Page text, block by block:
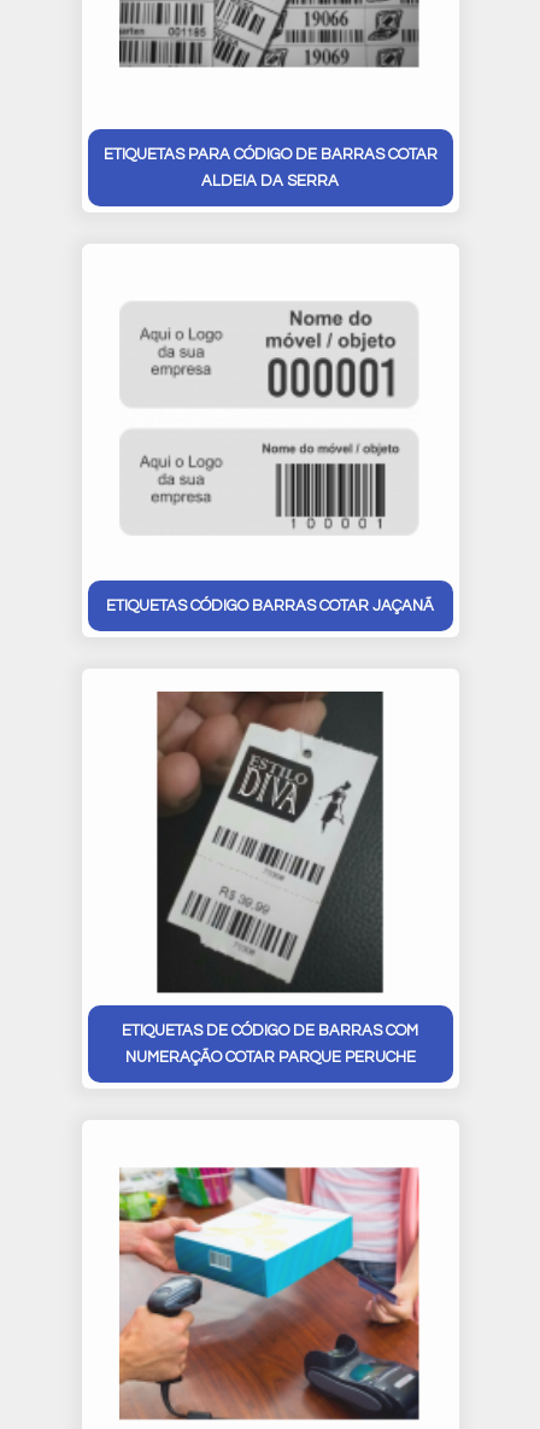
ETIQUETAS PARA CÓDIGO DE BARRAS COTAR
ALDEIA DA SERRA
ETIQUETAS CÓDIGO BARRAS COTAR JAÇANÃ
ETIQUETAS DE CÓDIGO DE BARRAS COM
NUMERAÇÃO COTAR PARQUE PERUCHE